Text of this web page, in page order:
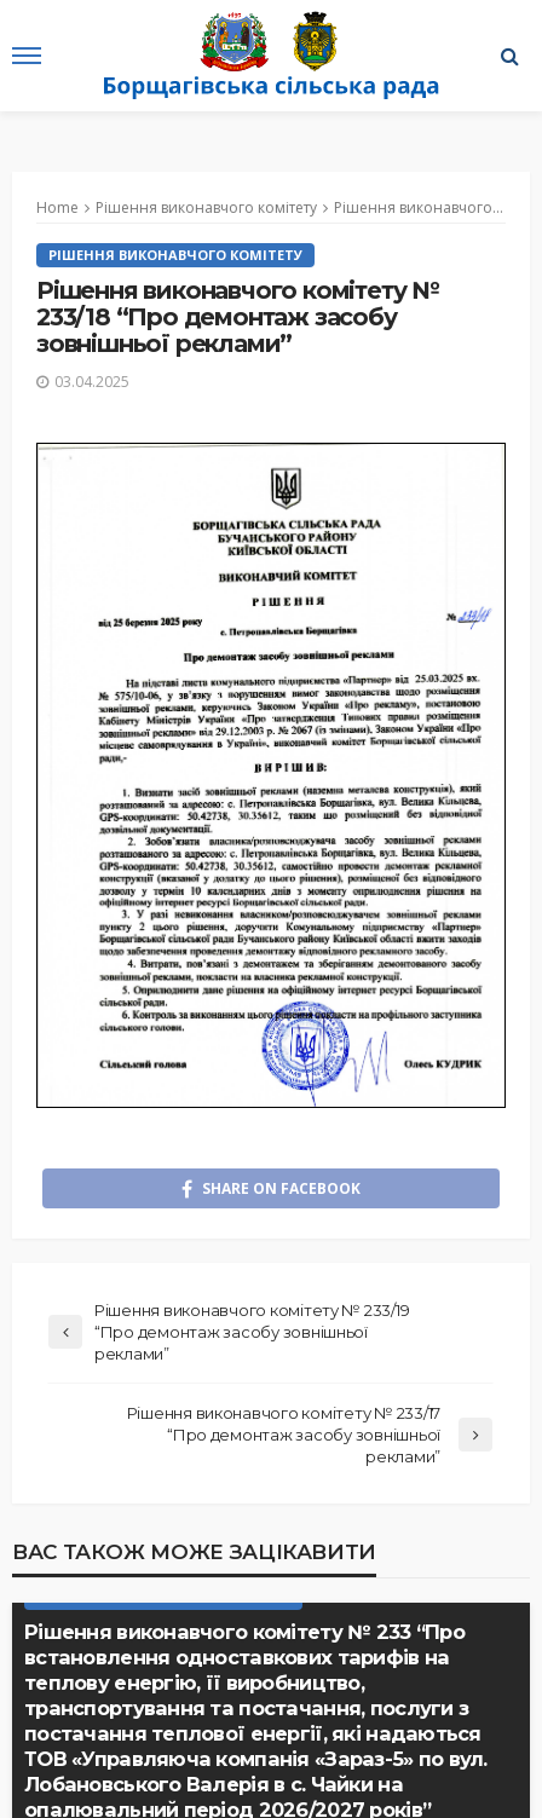
Home Рішення виконавчого комітету Рішення виконавчого комітету № 233/18 “Про демонтаж засобу зовнішньої реклами”
РІШЕННЯ ВИКОНАВЧОГО КОМІТЕТУ
Рішення виконавчого комітету №
233/18 “Про демонтаж засобу
зовнішньої реклами”
03.04.2025
SHARE ON FACEBOOK
Рішення виконавчого комітету № 233/19
“Про демонтаж засобу зовнішньої
реклами”
Рішення виконавчого комітету № 233/17
“Про демонтаж засобу зовнішньої
реклами”
ВАС ТАКОЖ МОЖЕ ЗАЦІКАВИТИ
Рішення виконавчого комітету № 233 “Про
встановлення одноставкових тарифів на
теплову енергію, її виробництво,
транспортування та постачання, послуги з
постачання теплової енергії, які надаються
ТОВ «Управляюча компанія «Зараз-5» по вул.
Лобановського Валерія в с. Чайки на
опалювальний період 2026/2027 років”